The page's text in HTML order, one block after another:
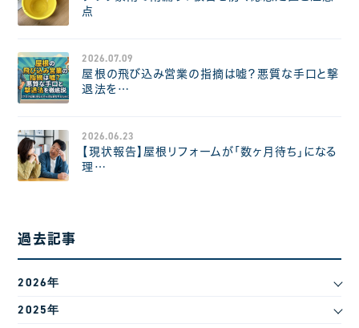
点
2026.07.09
屋根の飛び込み営業の指摘は嘘？悪質な手口と撃
退法を…
2026.06.23
【現状報告】屋根リフォームが「数ヶ月待ち」になる
理…
過去記事
2026年
2025年